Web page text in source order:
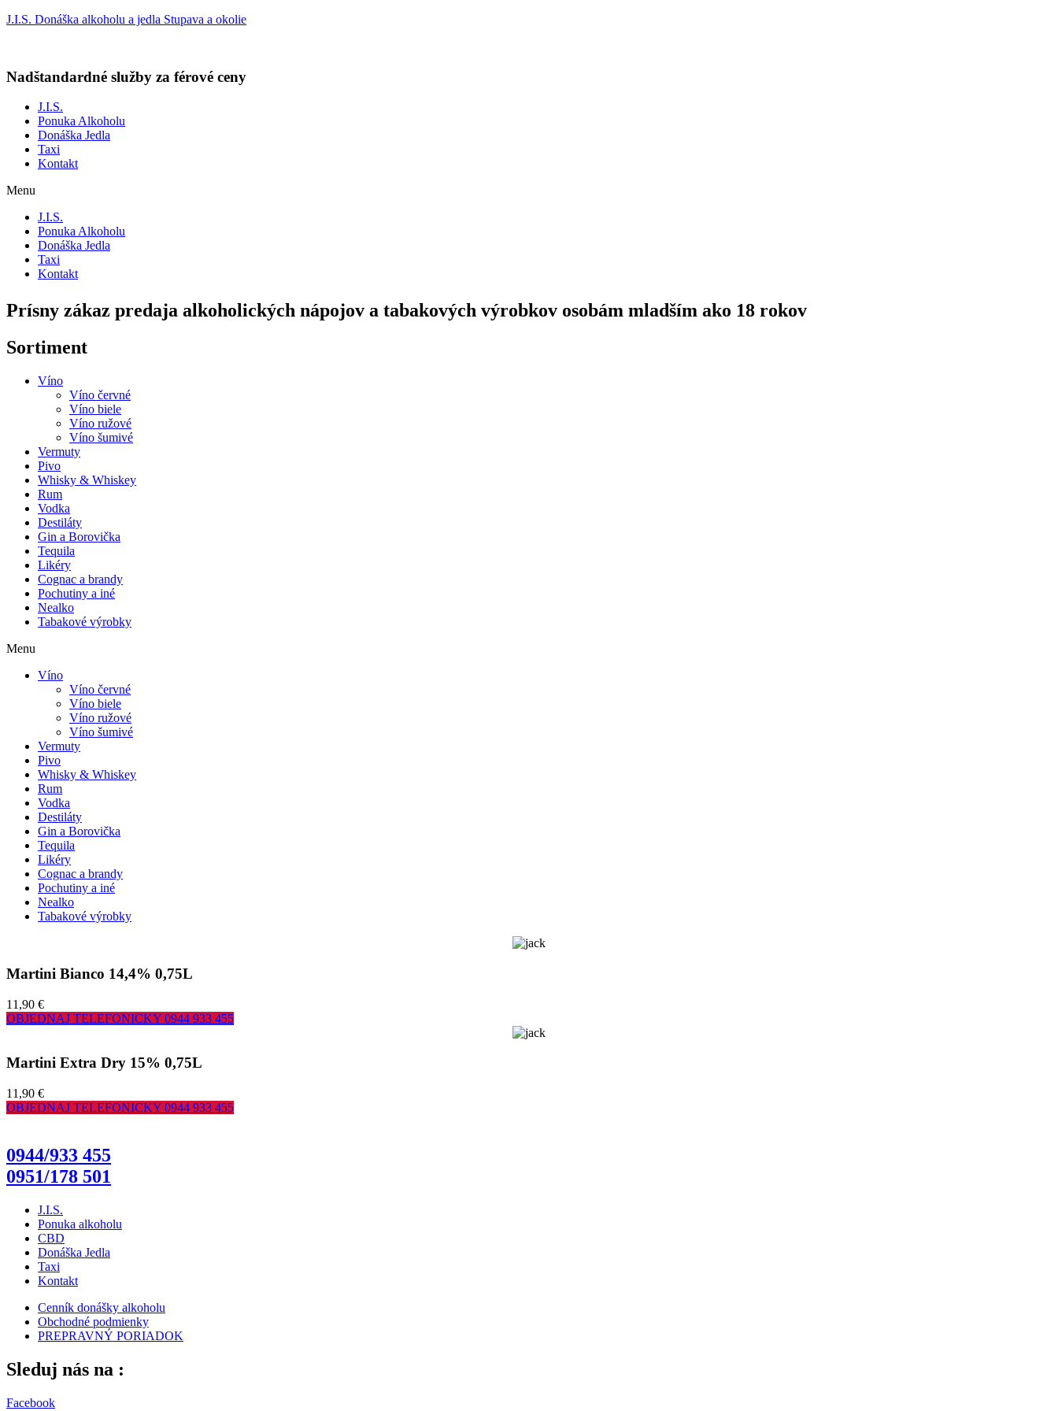
J.I.S. Donáška alkoholu a jedla Stupava a okolie
Nadštandardné služby za férové ceny
J.I.S.
Ponuka Alkoholu
Donáška Jedla
Taxi
Kontakt
Menu
J.I.S.
Ponuka Alkoholu
Donáška Jedla
Taxi
Kontakt
Prísny zákaz predaja alkoholických nápojov a tabakových výrobkov osobám mladším ako 18 rokov
Sortiment
Víno
Víno červné
Víno biele
Víno ružové
Víno šumivé
Vermuty
Pivo
Whisky & Whiskey
Rum
Vodka
Destiláty
Gin a Borovička
Tequila
Likéry
Cognac a brandy
Pochutiny a iné
Nealko
Tabakové výrobky
Menu
Víno
Víno červné
Víno biele
Víno ružové
Víno šumivé
Vermuty
Pivo
Whisky & Whiskey
Rum
Vodka
Destiláty
Gin a Borovička
Tequila
Likéry
Cognac a brandy
Pochutiny a iné
Nealko
Tabakové výrobky
Martini Bianco 14,4% 0,75L
11,90 €
OBJEDNAJ TELEFONICKY 0944 933 455
Martini Extra Dry 15% 0,75L
11,90 €
OBJEDNAJ TELEFONICKY 0944 933 455
0944/933 455
0951/178 501
J.I.S.
Ponuka alkoholu
CBD
Donáška Jedla
Taxi
Kontakt
Cenník donášky alkoholu
Obchodné podmienky
PREPRAVNÝ PORIADOK
Sleduj nás na :
Facebook